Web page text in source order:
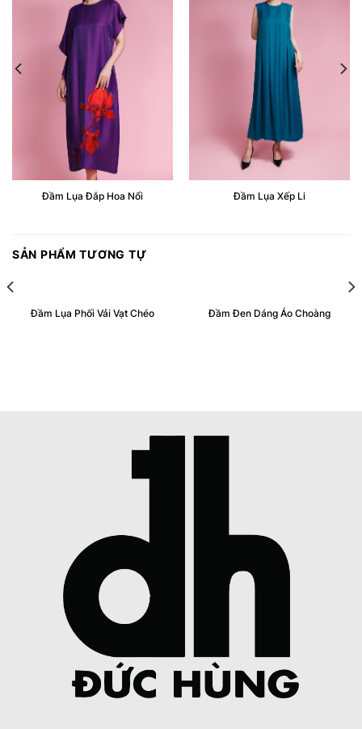
Đầm Lụa Đắp Hoa Nổi Đầm Lụa Xếp Li
SẢN PHẨM TƯƠNG TỰ
Đầm Lụa Phối Vải Vạt Chéo Đầm Đen Dáng Áo Choàng